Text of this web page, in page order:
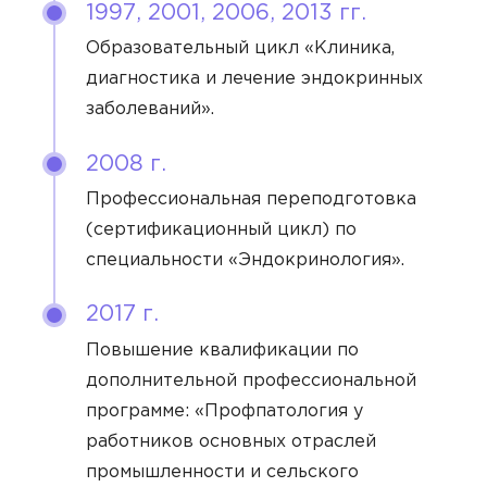
1997, 2001, 2006, 2013 гг.
Образовательный цикл «Клиника,
диагностика и лечение эндокринных
заболеваний».
2008 г.
Профессиональная переподготовка
(сертификационный цикл) по
специальности «Эндокринология».
2017 г.
Повышение квалификации по
дополнительной профессиональной
программе: «Профпатология у
работников основных отраслей
промышленности и сельского
Удостоверение о повышении
Бирюкова Ульяна Викторовна
Васильев Илья Артёмович
Гончарова Екатерина Даниэльевна
Журавлёва Ирина Артёмовна
Филиал
Клиника на Берзарина
Клиника на Ленинградском
Направление